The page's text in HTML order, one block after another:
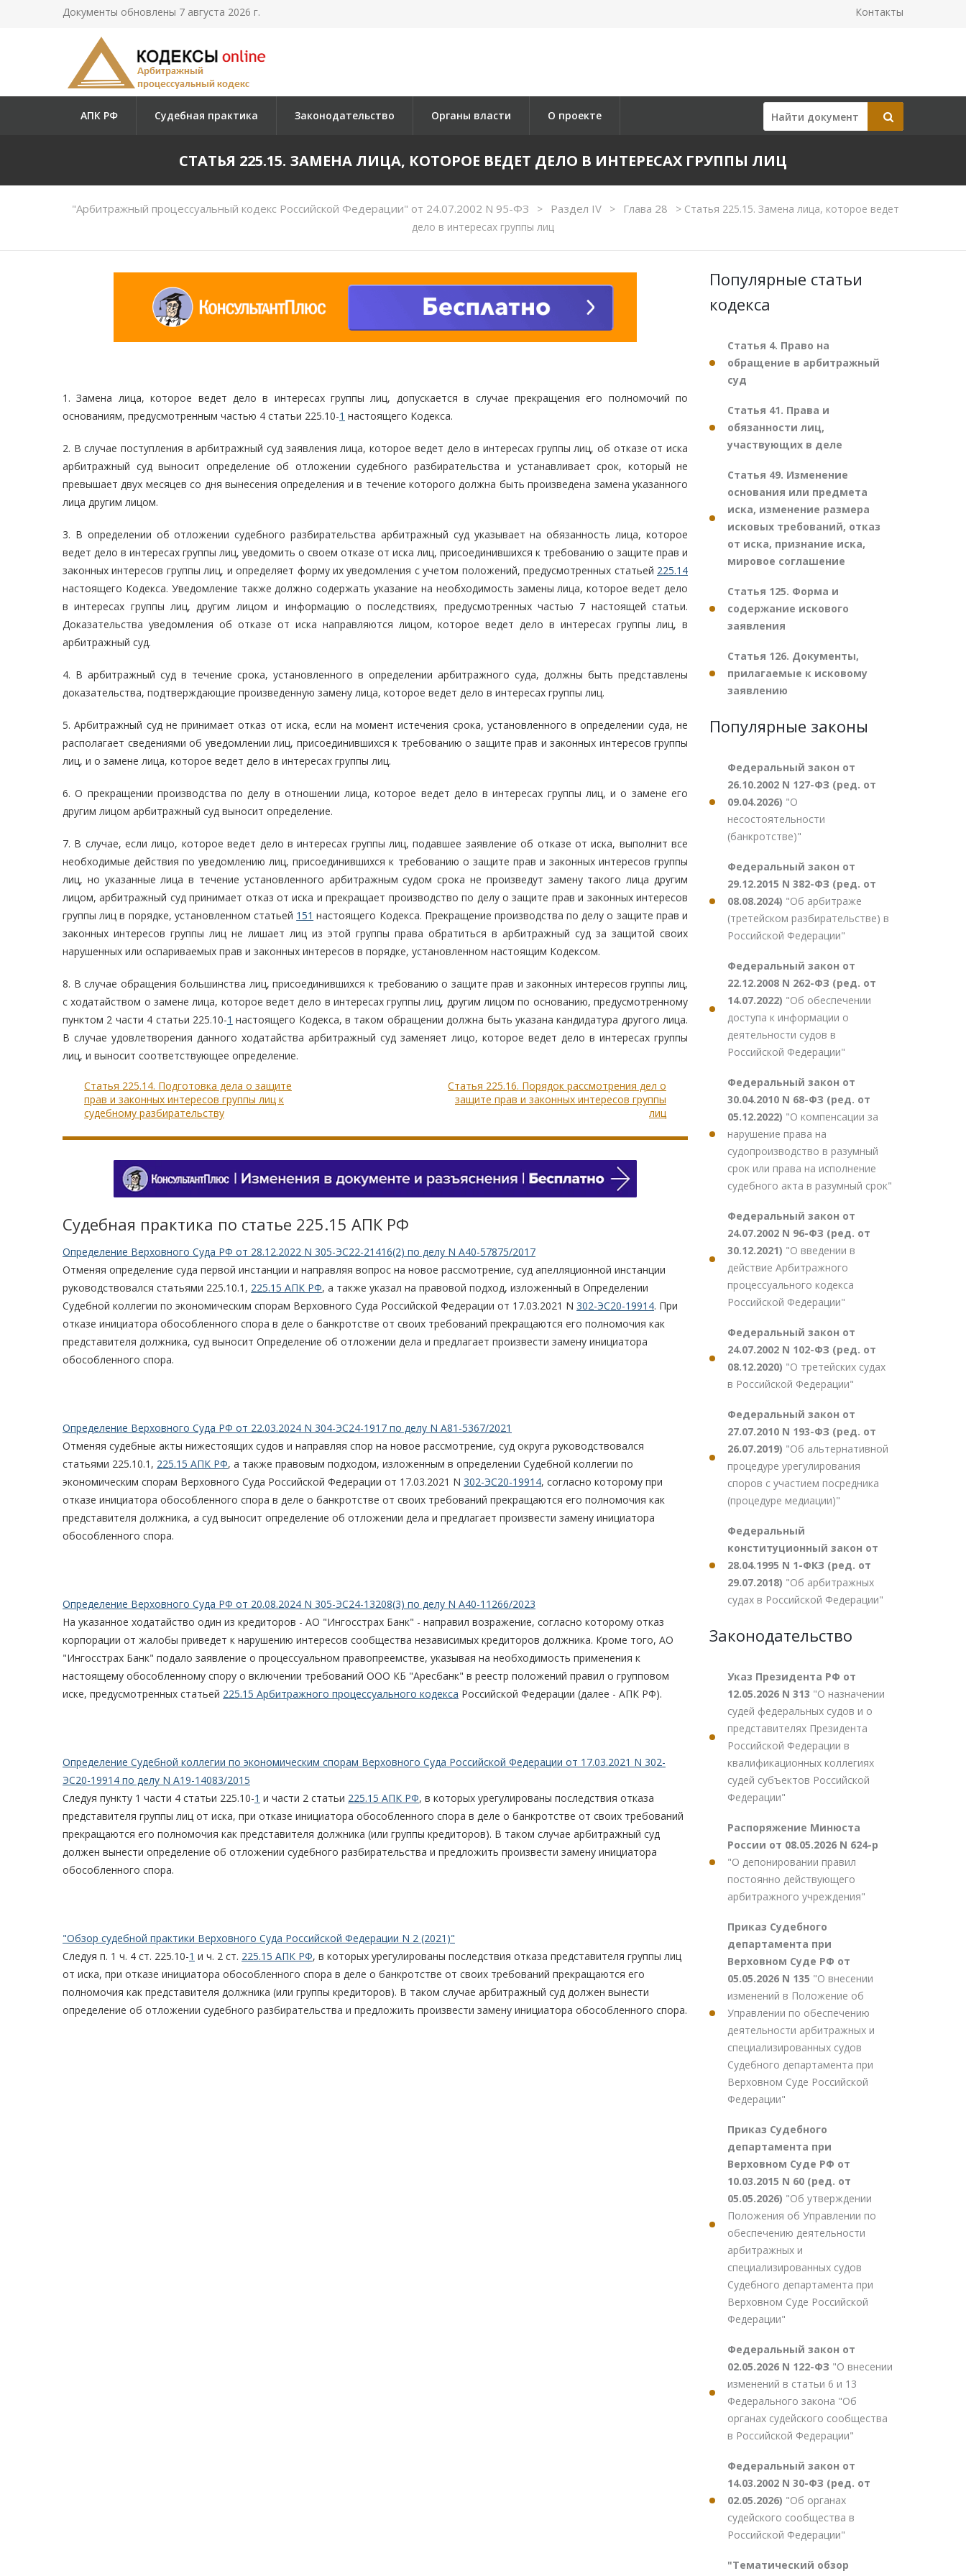
Документы обновлены 7 августа 2026 г. Контакты
АПК РФ Судебная практика Законодательство Органы власти О проекте
СТАТЬЯ 225.15. ЗАМЕНА ЛИЦА, КОТОРОЕ ВЕДЕТ ДЕЛО В ИНТЕРЕСАХ ГРУППЫ ЛИЦ
"Арбитражный процессуальный кодекс Российской Федерации" от 24.07.2002 N 95-ФЗ > Раздел IV > Глава 28 > Статья 225.15. Замена лица, которое ведет
дело в интересах группы лиц
1. Замена лица, которое ведет дело в интересах группы лиц, допускается в случае прекращения его полномочий по
основаниям, предусмотренным частью 4 статьи 225.10-1 настоящего Кодекса.
2. В случае поступления в арбитражный суд заявления лица, которое ведет дело в интересах группы лиц, об отказе от иска
арбитражный суд выносит определение об отложении судебного разбирательства и устанавливает срок, который не
превышает двух месяцев со дня вынесения определения и в течение которого должна быть произведена замена указанного
лица другим лицом.
3. В определении об отложении судебного разбирательства арбитражный суд указывает на обязанность лица, которое
ведет дело в интересах группы лиц, уведомить о своем отказе от иска лиц, присоединившихся к требованию о защите прав и
законных интересов группы лиц, и определяет форму их уведомления с учетом положений, предусмотренных статьей 225.14
настоящего Кодекса. Уведомление также должно содержать указание на необходимость замены лица, которое ведет дело
в интересах группы лиц, другим лицом и информацию о последствиях, предусмотренных частью 7 настоящей статьи.
Доказательства уведомления об отказе от иска направляются лицом, которое ведет дело в интересах группы лиц, в
арбитражный суд.
4. В арбитражный суд в течение срока, установленного в определении арбитражного суда, должны быть представлены
доказательства, подтверждающие произведенную замену лица, которое ведет дело в интересах группы лиц.
5. Арбитражный суд не принимает отказ от иска, если на момент истечения срока, установленного в определении суда, не
располагает сведениями об уведомлении лиц, присоединившихся к требованию о защите прав и законных интересов группы
лиц, и о замене лица, которое ведет дело в интересах группы лиц.
6. О прекращении производства по делу в отношении лица, которое ведет дело в интересах группы лиц, и о замене его
другим лицом арбитражный суд выносит определение.
7. В случае, если лицо, которое ведет дело в интересах группы лиц, подавшее заявление об отказе от иска, выполнит все
необходимые действия по уведомлению лиц, присоединившихся к требованию о защите прав и законных интересов группы
лиц, но указанные лица в течение установленного арбитражным судом срока не произведут замену такого лица другим
лицом, арбитражный суд принимает отказ от иска и прекращает производство по делу о защите прав и законных интересов
группы лиц в порядке, установленном статьей 151 настоящего Кодекса. Прекращение производства по делу о защите прав и
законных интересов группы лиц не лишает лиц из этой группы права обратиться в арбитражный суд за защитой своих
нарушенных или оспариваемых прав и законных интересов в порядке, установленном настоящим Кодексом.
8. В случае обращения большинства лиц, присоединившихся к требованию о защите прав и законных интересов группы лиц,
с ходатайством о замене лица, которое ведет дело в интересах группы лиц, другим лицом по основанию, предусмотренному
пунктом 2 части 4 статьи 225.10-1 настоящего Кодекса, в таком обращении должна быть указана кандидатура другого лица.
В случае удовлетворения данного ходатайства арбитражный суд заменяет лицо, которое ведет дело в интересах группы
лиц, и выносит соответствующее определение.
Статья 225.14. Подготовка дела о защите
прав и законных интересов группы лиц к
судебному разбирательству
Статья 225.16. Порядок рассмотрения дел о
защите прав и законных интересов группы
лиц
Судебная практика по статье 225.15 АПК РФ
Определение Верховного Суда РФ от 28.12.2022 N 305-ЭС22-21416(2) по делу N А40-57875/2017
Отменяя определение суда первой инстанции и направляя вопрос на новое рассмотрение, суд апелляционной инстанции
руководствовался статьями 225.10.1, 225.15 АПК РФ, а также указал на правовой подход, изложенный в Определении
Судебной коллегии по экономическим спорам Верховного Суда Российской Федерации от 17.03.2021 N 302-ЭС20-19914. При
отказе инициатора обособленного спора в деле о банкротстве от своих требований прекращаются его полномочия как
представителя должника, суд выносит Определение об отложении дела и предлагает произвести замену инициатора
обособленного спора.
Определение Верховного Суда РФ от 22.03.2024 N 304-ЭС24-1917 по делу N А81-5367/2021
Отменяя судебные акты нижестоящих судов и направляя спор на новое рассмотрение, суд округа руководствовался
статьями 225.10.1, 225.15 АПК РФ, а также правовым подходом, изложенным в определении Судебной коллегии по
экономическим спорам Верховного Суда Российской Федерации от 17.03.2021 N 302-ЭС20-19914, согласно которому при
отказе инициатора обособленного спора в деле о банкротстве от своих требований прекращаются его полномочия как
представителя должника, а суд выносит определение об отложении дела и предлагает произвести замену инициатора
обособленного спора.
Определение Верховного Суда РФ от 20.08.2024 N 305-ЭС24-13208(3) по делу N А40-11266/2023
На указанное ходатайство один из кредиторов - АО "Ингосстрах Банк" - направил возражение, согласно которому отказ
корпорации от жалобы приведет к нарушению интересов сообщества независимых кредиторов должника. Кроме того, АО
"Ингосстрах Банк" подало заявление о процессуальном правопреемстве, указывая на необходимость применения к
настоящему обособленному спору о включении требований ООО КБ "Аресбанк" в реестр положений правил о групповом
иске, предусмотренных статьей 225.15 Арбитражного процессуального кодекса Российской Федерации (далее - АПК РФ).
Определение Судебной коллегии по экономическим спорам Верховного Суда Российской Федерации от 17.03.2021 N 302-
ЭС20-19914 по делу N А19-14083/2015
Следуя пункту 1 части 4 статьи 225.10-1 и части 2 статьи 225.15 АПК РФ, в которых урегулированы последствия отказа
представителя группы лиц от иска, при отказе инициатора обособленного спора в деле о банкротстве от своих требований
прекращаются его полномочия как представителя должника (или группы кредиторов). В таком случае арбитражный суд
должен вынести определение об отложении судебного разбирательства и предложить произвести замену инициатора
обособленного спора.
"Обзор судебной практики Верховного Суда Российской Федерации N 2 (2021)"
Следуя п. 1 ч. 4 ст. 225.10-1 и ч. 2 ст. 225.15 АПК РФ, в которых урегулированы последствия отказа представителя группы лиц
от иска, при отказе инициатора обособленного спора в деле о банкротстве от своих требований прекращаются его
полномочия как представителя должника (или группы кредиторов). В таком случае арбитражный суд должен вынести
определение об отложении судебного разбирательства и предложить произвести замену инициатора обособленного спора.
Популярные статьи
кодекса
Статья 4. Право на
обращение в арбитражный
суд
Статья 41. Права и
обязанности лиц,
участвующих в деле
Статья 49. Изменение
основания или предмета
иска, изменение размера
исковых требований, отказ
от иска, признание иска,
мировое соглашение
Статья 125. Форма и
содержание искового
заявления
Статья 126. Документы,
прилагаемые к исковому
заявлению
Популярные законы
Федеральный закон от
26.10.2002 N 127-ФЗ (ред. от
09.04.2026) "О
несостоятельности
(банкротстве)"
Федеральный закон от
29.12.2015 N 382-ФЗ (ред. от
08.08.2024) "Об арбитраже
(третейском разбирательстве) в
Российской Федерации"
Федеральный закон от
22.12.2008 N 262-ФЗ (ред. от
14.07.2022) "Об обеспечении
доступа к информации о
деятельности судов в
Российской Федерации"
Федеральный закон от
30.04.2010 N 68-ФЗ (ред. от
05.12.2022) "О компенсации за
нарушение права на
судопроизводство в разумный
срок или права на исполнение
судебного акта в разумный срок"
Федеральный закон от
24.07.2002 N 96-ФЗ (ред. от
30.12.2021) "О введении в
действие Арбитражного
процессуального кодекса
Российской Федерации"
Федеральный закон от
24.07.2002 N 102-ФЗ (ред. от
08.12.2020) "О третейских судах
в Российской Федерации"
Федеральный закон от
27.07.2010 N 193-ФЗ (ред. от
26.07.2019) "Об альтернативной
процедуре урегулирования
споров с участием посредника
(процедуре медиации)"
Федеральный
конституционный закон от
28.04.1995 N 1-ФКЗ (ред. от
29.07.2018) "Об арбитражных
судах в Российской Федерации"
Законодательство
Указ Президента РФ от
12.05.2026 N 313 "О назначении
судей федеральных судов и о
представителях Президента
Российской Федерации в
квалификационных коллегиях
судей субъектов Российской
Федерации"
Распоряжение Минюста
России от 08.05.2026 N 624-р
"О депонировании правил
постоянно действующего
арбитражного учреждения"
Приказ Судебного
департамента при
Верховном Суде РФ от
05.05.2026 N 135 "О внесении
изменений в Положение об
Управлении по обеспечению
деятельности арбитражных и
специализированных судов
Судебного департамента при
Верховном Суде Российской
Федерации"
Приказ Судебного
департамента при
Верховном Суде РФ от
10.03.2015 N 60 (ред. от
05.05.2026) "Об утверждении
Положения об Управлении по
обеспечению деятельности
арбитражных и
специализированных судов
Судебного департамента при
Верховном Суде Российской
Федерации"
Федеральный закон от
02.05.2026 N 122-ФЗ "О внесении
изменений в статьи 6 и 13
Федерального закона "Об
органах судейского сообщества
в Российской Федерации"
Федеральный закон от
14.03.2002 N 30-ФЗ (ред. от
02.05.2026) "Об органах
судейского сообщества в
Российской Федерации"
"Тематический обзор